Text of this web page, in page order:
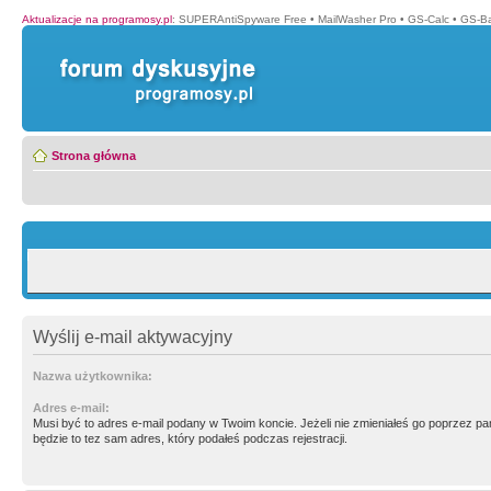
Aktualizacje na programosy.pl: SUPERAntiSpyware Free • MailWasher Pro • GS-Calc • GS-
Strona główna
Wyślij e-mail aktywacyjny
Nazwa użytkownika:
Adres e-mail:
Musi być to adres e-mail podany w Twoim koncie. Jeżeli nie zmieniałeś go poprzez
będzie to tez sam adres, który podałeś podczas rejestracji.